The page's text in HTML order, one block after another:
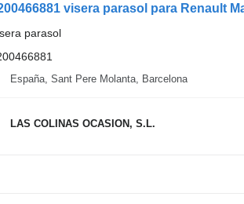
visera parasol para Renault
parasol
España, Sant Pere Molanta, Barcelona
LAS COLINAS OCASION, S.L.